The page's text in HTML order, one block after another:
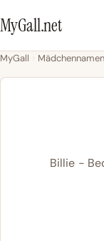
MyGall.net
MyGall Mädchennamen
Billie -